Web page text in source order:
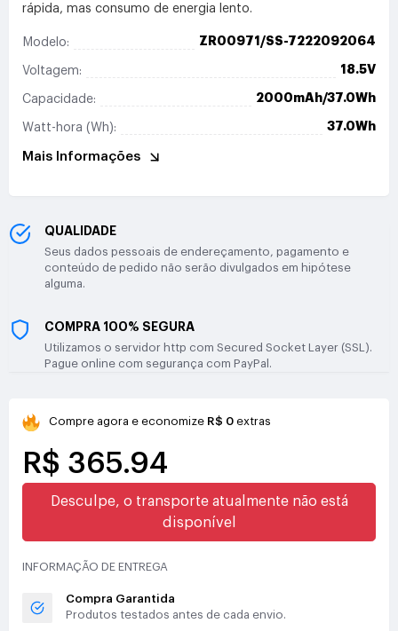
rápida, mas consumo de energia lento.
Modelo: ZR00971/SS-7222092064
Voltagem: 18.5V
Capacidade: 2000mAh/37.0Wh
Watt-hora (Wh): 37.0Wh
Mais Informações
QUALIDADE
Seus dados pessoais de endereçamento, pagamento e
conteúdo de pedido não serão divulgados em hipótese
alguma.
COMPRA 100% SEGURA
Utilizamos o servidor http com Secured Socket Layer (SSL).
Pague online com segurança com PayPal.
Compre agora e economize R$ 0 extras
R$ 365.94
Desculpe, o transporte atualmente não está
disponível
INFORMAÇÃO DE ENTREGA
Compra Garantida
Produtos testados antes de cada envio.